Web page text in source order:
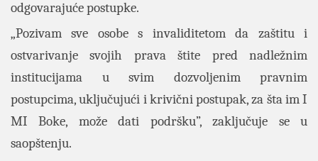
odgovarajuće postupke.
„Pozivam sve osobe s invaliditetom da zaštitu i
ostvarivanje svojih prava štite pred nadležnim
institucijama u svim dozvoljenim pravnim
postupcima, uključujući i krivični postupak, za šta im I
MI Boke, može dati podršku”, zaključuje se u
saopštenju.